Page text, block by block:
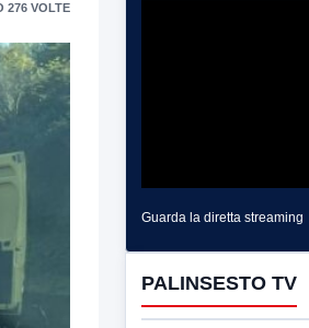
276 VOLTE
Guarda la diretta streaming
PALINSESTO TV